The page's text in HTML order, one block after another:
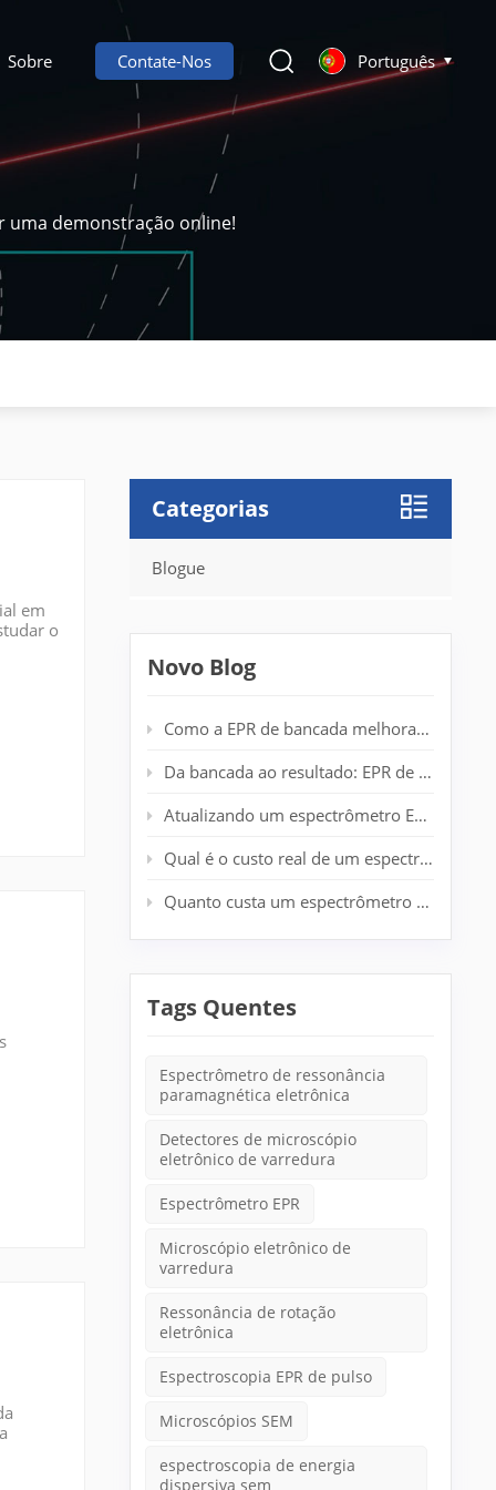
Sobre Contate-Nos Português
uma demonstração online!
em
o
Categorias
Blogue
Novo Blog
Como a EPR de bancada melhora a detecção de radicais em laboratórios de polímeros
Da bancada ao resultado: EPR de mesa para análise de spin em tempo real
Atualizando um espectrômetro EPR antigo: prolongando a vida útil do sistema sem um novo ímã.
Qual é o custo real de um espectrômetro EPR de nível básico?
Quanto custa um espectrômetro EPR? Guia de preços completo para pesquisadores.
Tags Quentes
Espectrômetro de ressonância
paramagnética eletrônica
Detectores de microscópio
eletrônico de varredura
Espectrômetro EPR
Microscópio eletrônico de
varredura
Ressonância de rotação
eletrônica
Espectroscopia EPR de pulso
Microscópios SEM
espectroscopia de energia
dispersiva sem